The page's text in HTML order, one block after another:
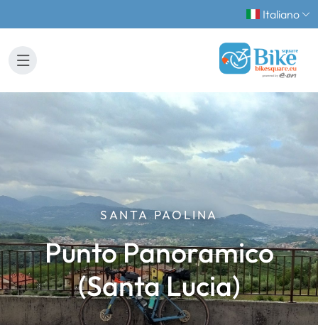
Italiano
SANTA PAOLINA
Punto Panoramico
(Santa Lucia)